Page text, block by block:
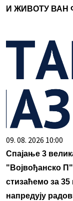
И ЖИВОТУ ВАН
09. 08. 2026 10:00
Спајање 3
"Војвођанско
стизаћемо за
напредују